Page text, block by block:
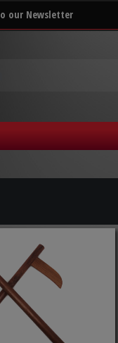
our Newsletter